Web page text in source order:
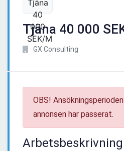
Tjäna 40 000
GX Consulting
OBS!
annonsen har passerat.
Arbetsbeskrivning